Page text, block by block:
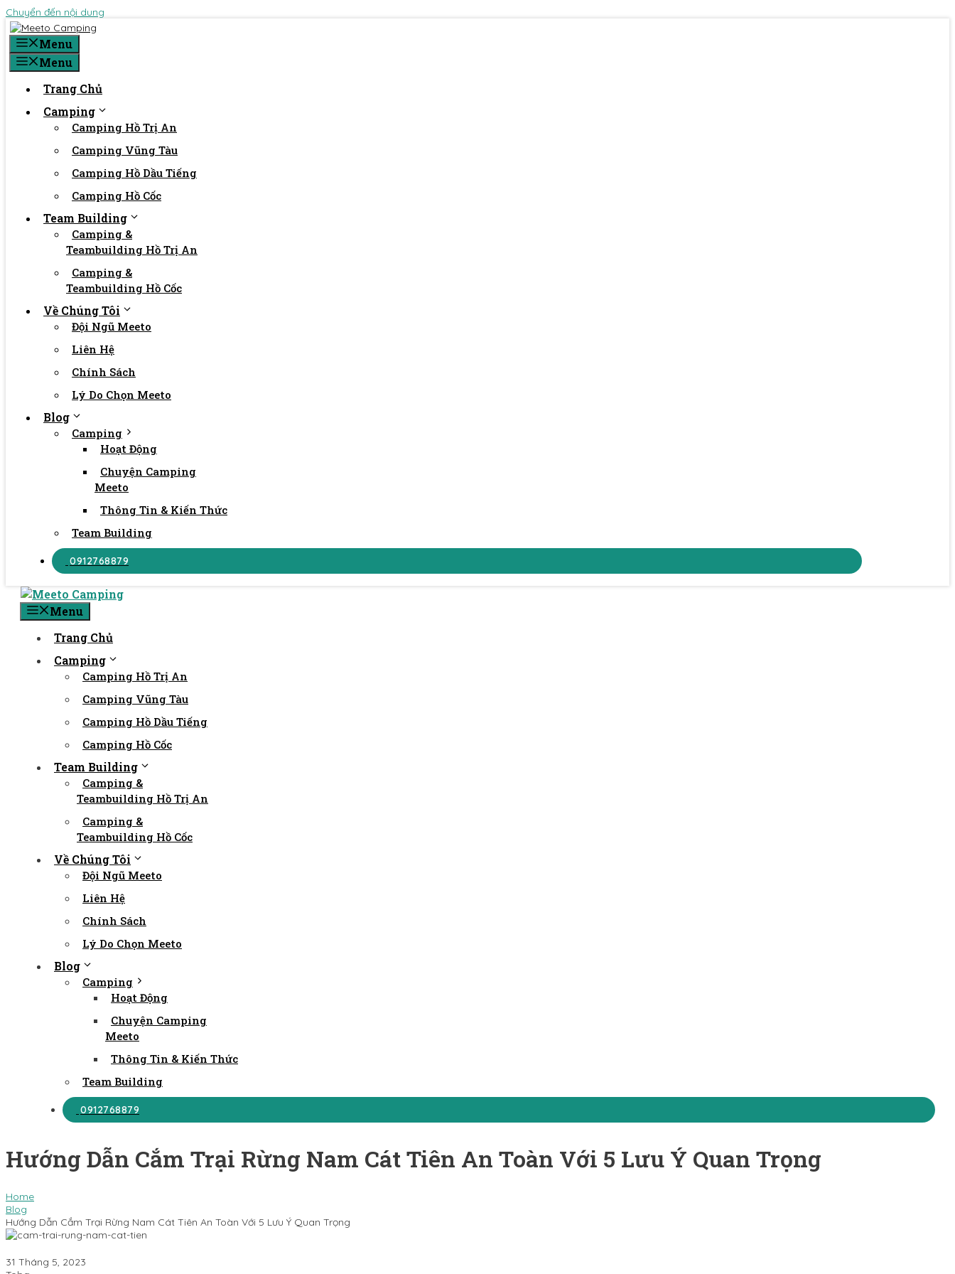
Chuyển đến nội dung
Menu
Menu
Trang Chủ
Camping
Camping Hồ Trị An
Camping Vũng Tàu
Camping Hồ Dầu Tiếng
Camping Hồ Cốc
Team Building
Camping &
Teambuilding Hồ Trị An
Camping &
Teambuilding Hồ Cốc
Về Chúng Tôi
Đội Ngũ Meeto
Liên Hệ
Chính Sách
Lý Do Chọn Meeto
Blog
Camping
Hoạt Động
Chuyện Camping
Meeto
Thông Tin & Kiến Thức
Team Building
0912768879
Menu
Trang Chủ
Camping
Camping Hồ Trị An
Camping Vũng Tàu
Camping Hồ Dầu Tiếng
Camping Hồ Cốc
Team Building
Camping &
Teambuilding Hồ Trị An
Camping &
Teambuilding Hồ Cốc
Về Chúng Tôi
Đội Ngũ Meeto
Liên Hệ
Chính Sách
Lý Do Chọn Meeto
Blog
Camping
Hoạt Động
Chuyện Camping
Meeto
Thông Tin & Kiến Thức
Team Building
0912768879
Hướng Dẫn Cắm Trại Rừng Nam Cát Tiên An Toàn Với 5 Lưu Ý Quan Trọng
Home
Blog
Hướng Dẫn Cắm Trại Rừng Nam Cát Tiên An Toàn Với 5 Lưu Ý Quan Trọng
31 Tháng 5, 2023